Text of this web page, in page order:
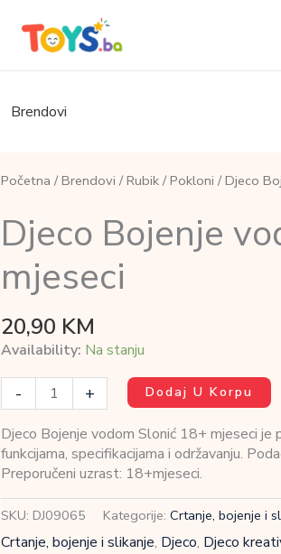
Brendovi
Početna / Brendovi / Rubik/ Pokloni / Djeco
Djeco Bojenje
mjeseci
20,90 KM
Availability: Na stanju
-
Bojenje
vodom
Slonić
18+
mjeseci
količina
+ Dodaj U Korpu
Djeco Bojenje vodom Slonić 18+ mjeseci je
funkcijama, specifikacijama i održavanju.
Preporučeni uzrast: 18+mjeseci.
SKU: DJ09065 Kategorije: Crtanje, bojenje i
Crtanje, bojenje i slikanje, Djeco, Djeco